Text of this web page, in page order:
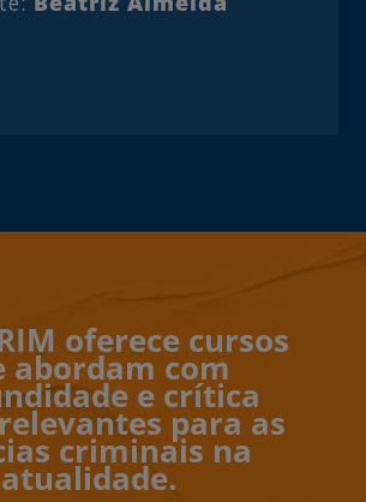
oferece cursos
abordam com
e crítica
para as
criminais na
atualidade.